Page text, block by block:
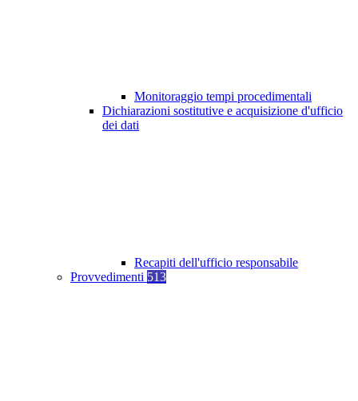
Monitoraggio tempi procedimentali
Dichiarazioni sostitutive e acquisizione d'ufficio
dei dati
Recapiti dell'ufficio responsabile
Provvedimenti 513